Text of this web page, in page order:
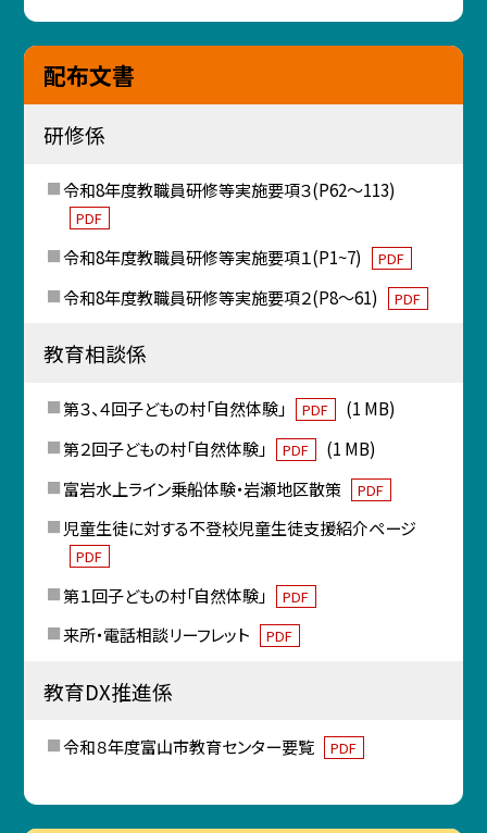
配布文書
研修係
令和8年度教職員研修等実施要項３(P62～113)
PDF
令和8年度教職員研修等実施要項１(P1~7) PDF
令和8年度教職員研修等実施要項２(P8～61) PDF
教育相談係
第３、４回子どもの村「自然体験」 PDF
(1 MB)
第２回子どもの村「自然体験」
PDF
(1 MB)
富岩水上ライン乗船体験・岩瀬地区散策
PDF
児童生徒に対する不登校児童生徒支援紹介ページ
PDF
第１回子どもの村「自然体験」 PDF
来所・電話相談リーフレット PDF
教育DX推進係
令和８年度富山市教育センター要覧 PDF